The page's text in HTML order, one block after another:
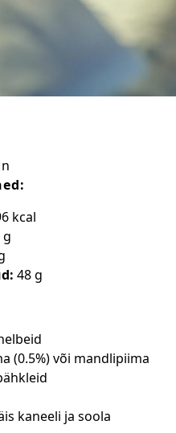
kcal
g
48 g
(0.5%) või mandlipiima
kaneeli ja soola